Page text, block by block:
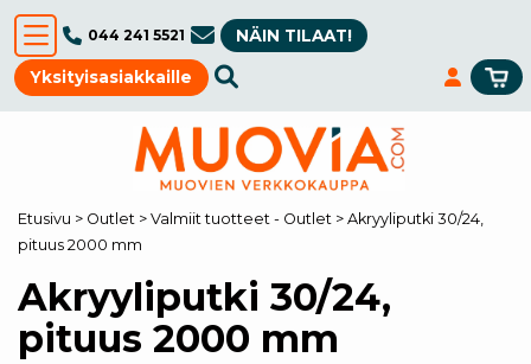
044 241 5521 NÄIN TILAAT!
Yksityisasiakkaille
Etusivu > Outlet > Valmiit tuotteet - Outlet > Akryyliputki 30/24,
pituus 2000 mm
Akryyliputki 30/24,
pituus 2000 mm